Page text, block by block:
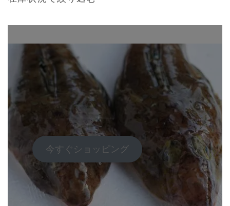
プ
ペ
ー
ジ
択
格
格
今すぐショッピング